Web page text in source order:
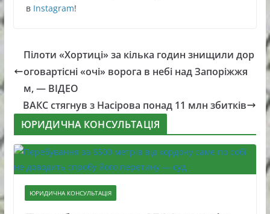
в Instagram!
Пілоти «Хортиці» за кілька годин знищили дор
оговартісні «очі» ворога в небі над Запоріжжя
м, — ВІДЕО
ВАКС стягнув з Насірова понад 11 млн збитків
ЮРИДИЧНА КОНСУЛЬТАЦІЯ
ЮРИДИЧНА КОНСУЛЬТАЦІЯ